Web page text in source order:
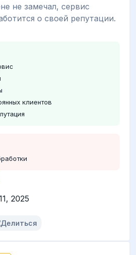
не замечал, сервис
о своей репутации.
клиентов
2025
Делиться